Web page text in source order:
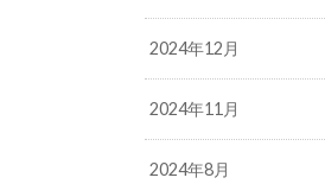
2024年12月
2024年11月
2024年8月